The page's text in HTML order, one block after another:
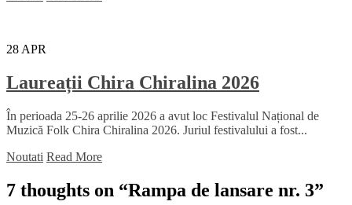
28 APR
Laureații Chira Chiralina 2026
În perioada 25-26 aprilie 2026 a avut loc Festivalul Național de
Muzică Folk Chira Chiralina 2026. Juriul festivalului a fost...
Noutati Read More
7 thoughts on “Rampa de lansare nr. 3”